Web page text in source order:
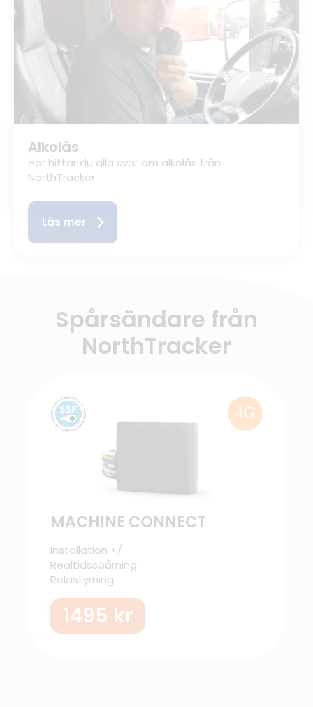
Alkolås
Här hittar du alla svar om alkolås från
NorthTracker
Läs mer
Spårsändare från
NorthTracker
4G
MACHINE CONNECT
Installation +/-
Realtidsspårning
Relästyrning
1495 kr